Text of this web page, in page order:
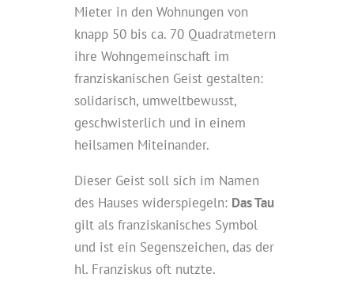
Mieter in den Wohnungen von
knapp 50 bis ca. 70 Quadratmetern
ihre Wohngemeinschaft im
franziskanischen Geist gestalten:
solidarisch, umweltbewusst,
geschwisterlich und in einem
heilsamen Miteinander.
Dieser Geist soll sich im Namen
des Hauses widerspiegeln: Das Tau
gilt als franziskanisches Symbol
und ist ein Segenszeichen, das der
hl. Franziskus oft nutzte.